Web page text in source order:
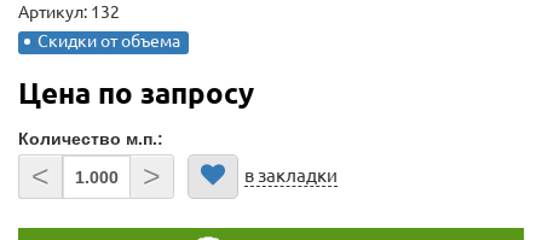
Артикул: 132
Скидки от объема
Цена по запросу
Количество м.п.:
< > в закладки